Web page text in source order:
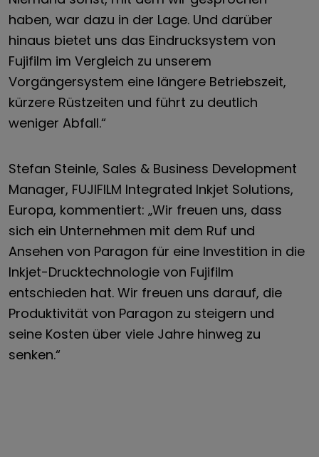
haben, war dazu in der Lage. Und darüber
hinaus bietet uns das Eindrucksystem von
Fujifilm im Vergleich zu unserem
Vorgängersystem eine längere Betriebszeit,
kürzere Rüstzeiten und führt zu deutlich
weniger Abfall.“
Stefan Steinle, Sales & Business Development
Manager, FUJIFILM Integrated Inkjet Solutions,
Europa, kommentiert: „Wir freuen uns, dass
sich ein Unternehmen mit dem Ruf und
Ansehen von Paragon für eine Investition in die
Inkjet-Drucktechnologie von Fujifilm
entschieden hat. Wir freuen uns darauf, die
Produktivität von Paragon zu steigern und
seine Kosten über viele Jahre hinweg zu
senken.“